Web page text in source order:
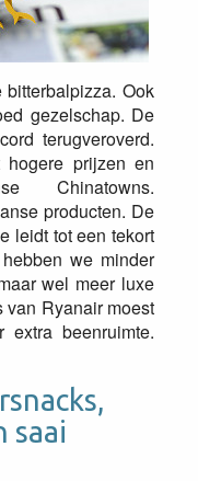
Ook
gezelschap. De
terugveroverd.
hogere prijzen en
Chinatowns.
producten. De
leidt tot een tekort
we minder
wel meer luxe
van Ryanair moest
beenruimte.
saai